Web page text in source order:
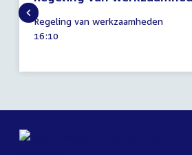
3
juni
2025
Regeling van werkzaamheden
Tijd
16:10